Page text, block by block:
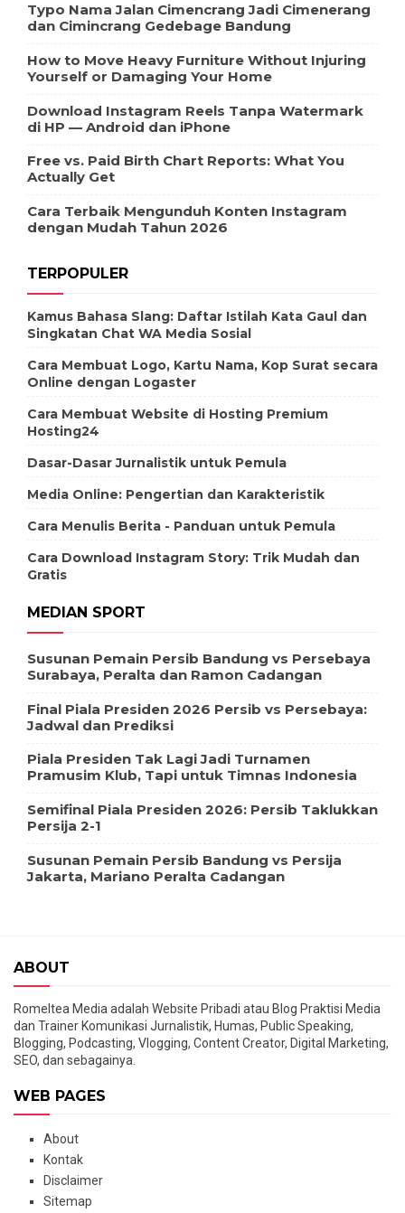
Typo Nama Jalan Cimencrang Jadi Cimenerang
dan Cimincrang Gedebage Bandung
How to Move Heavy Furniture Without Injuring
Yourself or Damaging Your Home
Download Instagram Reels Tanpa Watermark
di HP — Android dan iPhone
Free vs. Paid Birth Chart Reports: What You
Actually Get
Cara Terbaik Mengunduh Konten Instagram
dengan Mudah Tahun 2026
TERPOPULER
Kamus Bahasa Slang: Daftar Istilah Kata Gaul dan
Singkatan Chat WA Media Sosial
Cara Membuat Logo, Kartu Nama, Kop Surat secara
Online dengan Logaster
Cara Membuat Website di Hosting Premium
Hosting24
Dasar-Dasar Jurnalistik untuk Pemula
Media Online: Pengertian dan Karakteristik
Cara Menulis Berita - Panduan untuk Pemula
Cara Download Instagram Story: Trik Mudah dan
Gratis
MEDIAN SPORT
Susunan Pemain Persib Bandung vs Persebaya
Surabaya, Peralta dan Ramon Cadangan
Final Piala Presiden 2026 Persib vs Persebaya:
Jadwal dan Prediksi
Piala Presiden Tak Lagi Jadi Turnamen
Pramusim Klub, Tapi untuk Timnas Indonesia
Semifinal Piala Presiden 2026: Persib Taklukkan
Persija 2-1
Susunan Pemain Persib Bandung vs Persija
Jakarta, Mariano Peralta Cadangan
ABOUT
Romeltea Media adalah Website Pribadi atau Blog Praktisi Media
dan Trainer Komunikasi Jurnalistik, Humas, Public Speaking,
Blogging, Podcasting, Vlogging, Content Creator, Digital Marketing,
SEO, dan sebagainya.
WEB PAGES
About
Kontak
Disclaimer
Sitemap